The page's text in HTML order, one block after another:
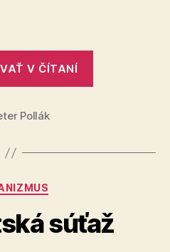
V ČÍTANÍ
Pollák
Kategórie
súťaž